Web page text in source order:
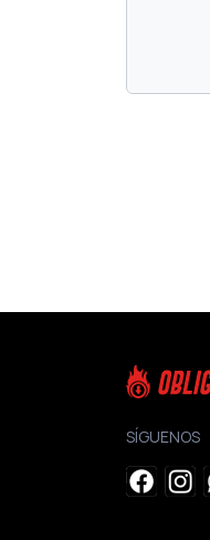
SÍGUENOS